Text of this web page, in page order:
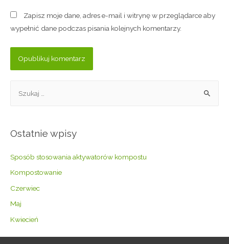
Zapisz moje dane, adres e-mail i witrynę w przeglądarce aby
wypełnić dane podczas pisania kolejnych komentarzy.
Ostatnie wpisy
Sposób stosowania aktywatorów kompostu
Kompostowanie
Czerwiec
Maj
Kwiecień